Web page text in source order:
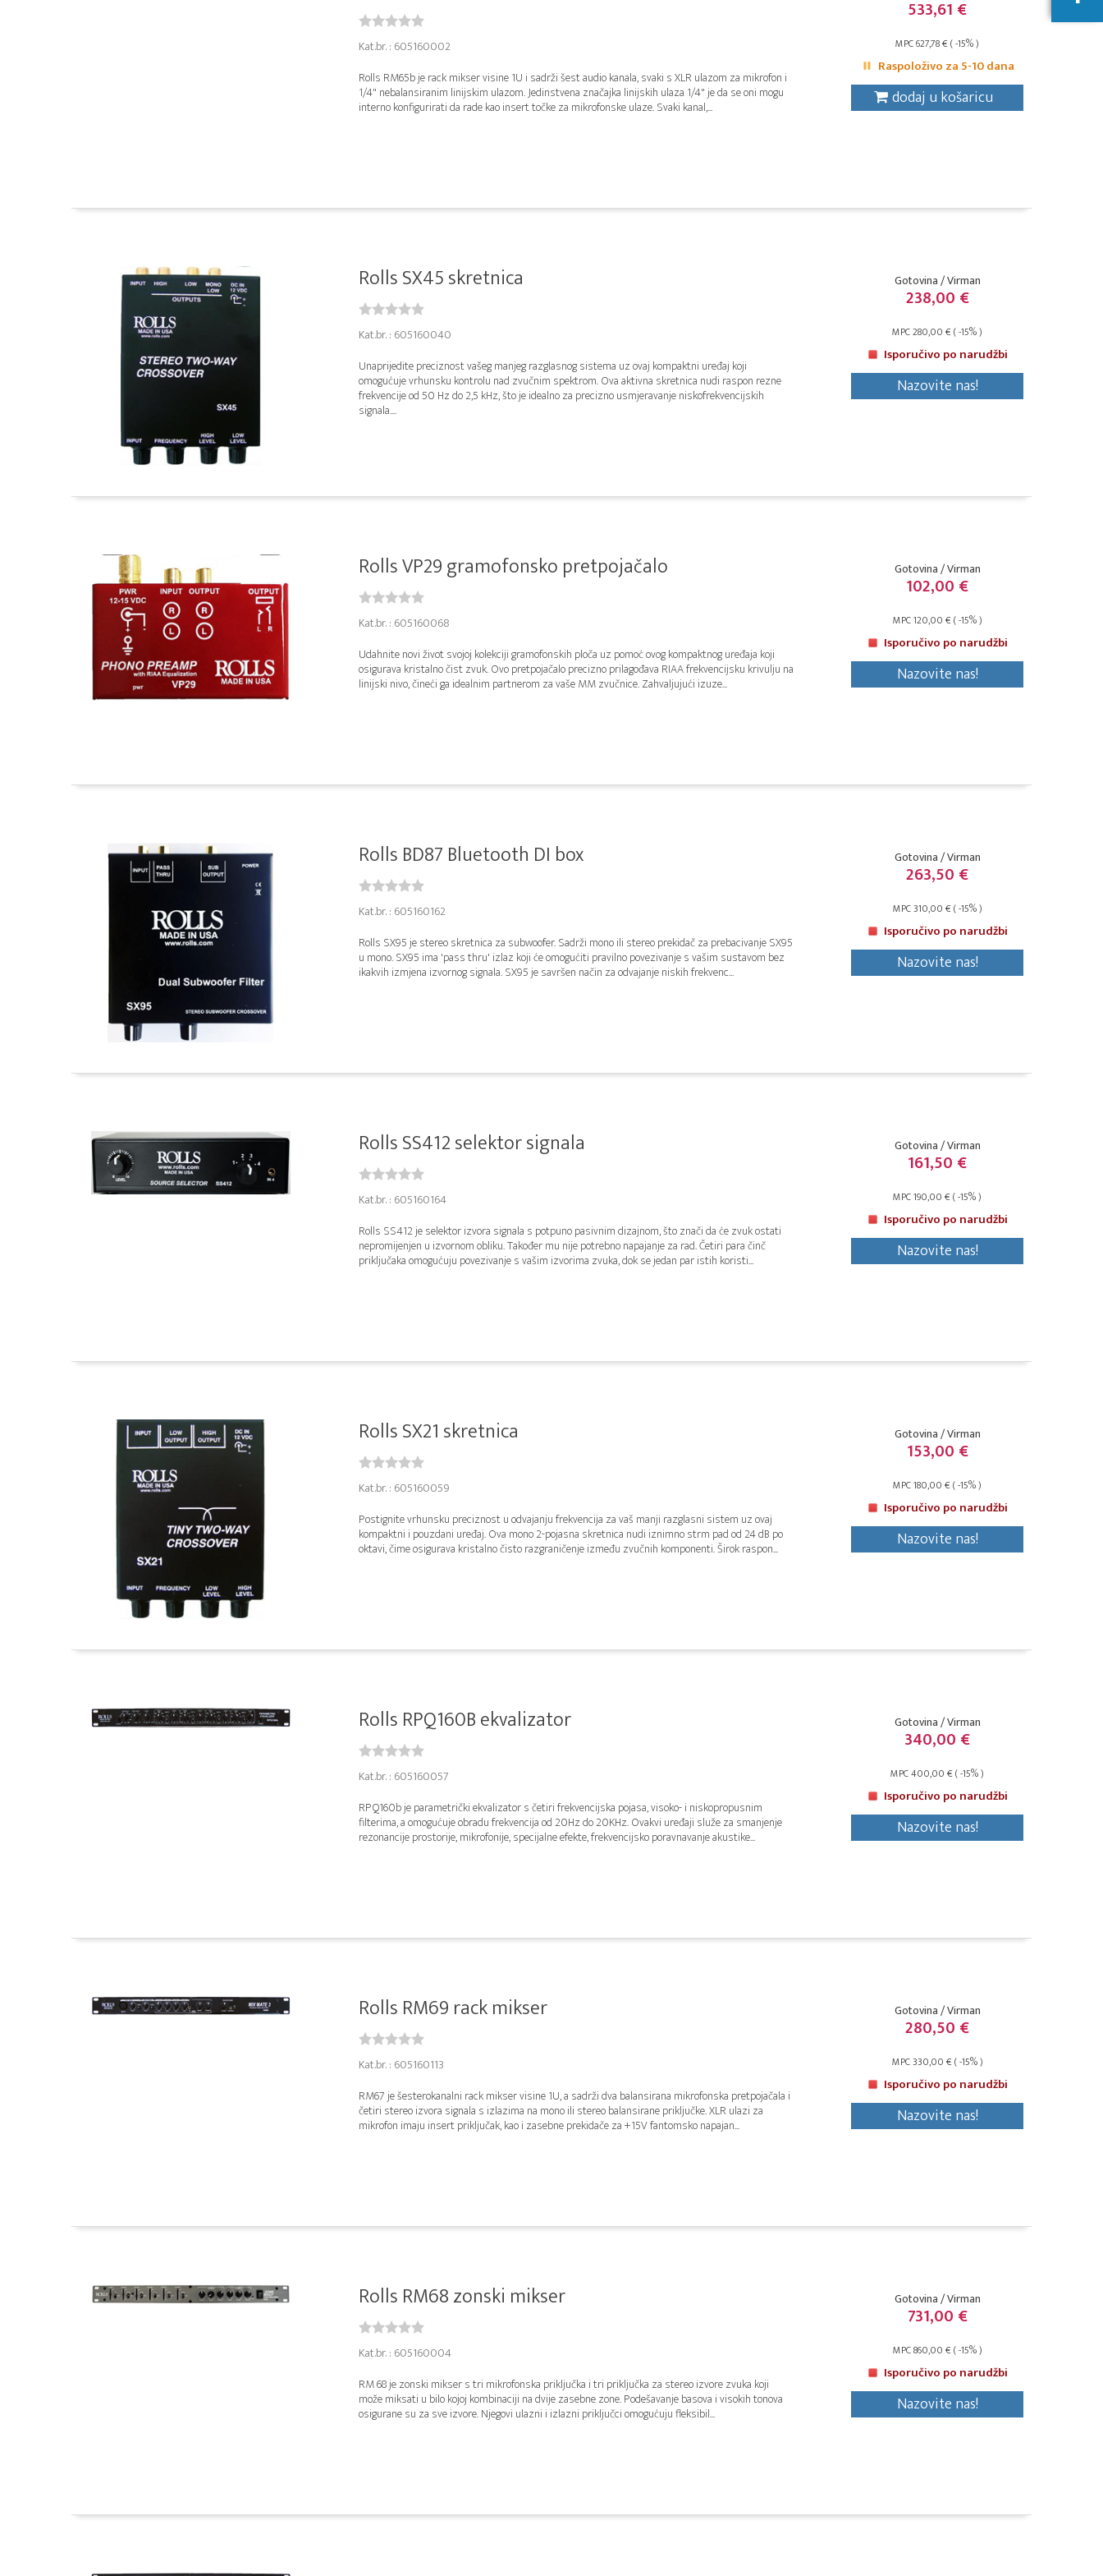
Kat.br. : 605160002
Rolls RM65b je rack mikser visine 1U i sadrži šest audio kanala, svaki s XLR ulazom za mikrofon i
1/4" nebalansiranim linijskim ulazom. Jedinstvena značajka linijskih ulaza 1/4" je da se oni mogu
interno konfigurirati da rade kao insert točke za mikrofonske ulaze. Svaki kanal,...
533,61 €
MPC 627,78 € ( -15% )
Raspoloživo za 5-10 dana
dodaj u košaricu
Rolls SX45 skretnica
Kat.br. : 605160040
Unaprijedite preciznost vašeg manjeg razglasnog sistema uz ovaj kompaktni uređaj koji
omogućuje vrhunsku kontrolu nad zvučnim spektrom. Ova aktivna skretnica nudi raspon rezne
frekvencije od 50 Hz do 2,5 kHz, što je idealno za precizno usmjeravanje niskofrekvencijskih
signala....
Gotovina / Virman
238,00 €
MPC 280,00 € ( -15% )
Isporučivo po narudžbi
Nazovite nas!
Rolls VP29 gramofonsko pretpojačalo
Kat.br. : 605160068
Udahnite novi život svojoj kolekciji gramofonskih ploča uz pomoć ovog kompaktnog uređaja koji
osigurava kristalno čist zvuk. Ovo pretpojačalo precizno prilagođava RIAA frekvencijsku krivulju na
linijski nivo, čineći ga idealnim partnerom za vaše MM zvučnice. Zahvaljujući izuze...
Gotovina / Virman
102,00 €
MPC 120,00 € ( -15% )
Isporučivo po narudžbi
Nazovite nas!
Rolls BD87 Bluetooth DI box
Kat.br. : 605160162
Rolls SX95 je stereo skretnica za subwoofer. Sadrži mono ili stereo prekidač za prebacivanje SX95
u mono. SX95 ima 'pass thru' izlaz koji će omogućiti pravilno povezivanje s vašim sustavom bez
ikakvih izmjena izvornog signala. SX95 je savršen način za odvajanje niskih frekvenc...
Gotovina / Virman
263,50 €
MPC 310,00 € ( -15% )
Isporučivo po narudžbi
Nazovite nas!
Rolls SS412 selektor signala
Kat.br. : 605160164
Rolls SS412 je selektor izvora signala s potpuno pasivnim dizajnom, što znači da će zvuk ostati
nepromijenjen u izvornom obliku. Također mu nije potrebno napajanje za rad. Četiri para činč
priključaka omogućuju povezivanje s vašim izvorima zvuka, dok se jedan par istih koristi...
Gotovina / Virman
161,50 €
MPC 190,00 € ( -15% )
Isporučivo po narudžbi
Nazovite nas!
Rolls SX21 skretnica
Kat.br. : 605160059
Postignite vrhunsku preciznost u odvajanju frekvencija za vaš manji razglasni sistem uz ovaj
kompaktni i pouzdani uređaj. Ova mono 2-pojasna skretnica nudi iznimno strm pad od 24 dB po
oktavi, čime osigurava kristalno čisto razgraničenje između zvučnih komponenti. Širok raspon...
Gotovina / Virman
153,00 €
MPC 180,00 € ( -15% )
Isporučivo po narudžbi
Nazovite nas!
Rolls RPQ160B ekvalizator
Kat.br. : 605160057
RPQ160b je parametrički ekvalizator s četiri frekvencijska pojasa, visoko- i niskopropusnim
filterima, a omogućuje obradu frekvencija od 20Hz do 20KHz. Ovakvi uređaji služe za smanjenje
rezonancije prostorije, mikrofonije, specijalne efekte, frekvencijsko poravnavanje akustike...
Gotovina / Virman
340,00 €
MPC 400,00 € ( -15% )
Isporučivo po narudžbi
Nazovite nas!
Rolls RM69 rack mikser
Kat.br. : 605160113
RM67 je šesterokanalni rack mikser visine 1U, a sadrži dva balansirana mikrofonska pretpojačala i
četiri stereo izvora signala s izlazima na mono ili stereo balansirane priključke. XLR ulazi za
mikrofon imaju insert priključak, kao i zasebne prekidače za +15V fantomsko napajan...
Gotovina / Virman
280,50 €
MPC 330,00 € ( -15% )
Isporučivo po narudžbi
Nazovite nas!
Rolls RM68 zonski mikser
Kat.br. : 605160004
RM 68 je zonski mikser s tri mikrofonska priključka i tri priključka za stereo izvore zvuka koji
može miksati u bilo kojoj kombinaciji na dvije zasebne zone. Podešavanje basova i visokih tonova
osigurane su za sve izvore. Njegovi ulazni i izlazni priključci omogućuju fleksibil...
Gotovina / Virman
731,00 €
MPC 860,00 € ( -15% )
Isporučivo po narudžbi
Nazovite nas!